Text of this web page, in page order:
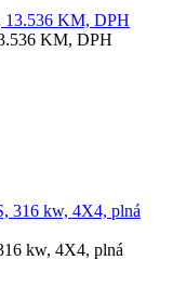
KM, DPH
kw, 4X4, plná